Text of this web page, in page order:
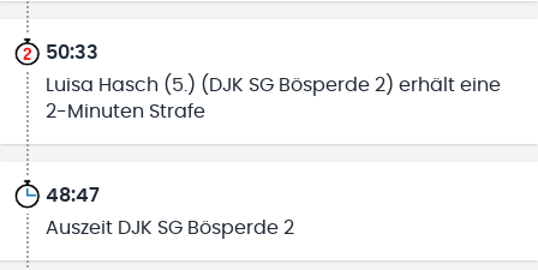
50:33
Luisa Hasch (5.) (DJK SG Bösperde 2) erhält eine
2-Minuten Strafe
48:47
Auszeit DJK SG Bösperde 2